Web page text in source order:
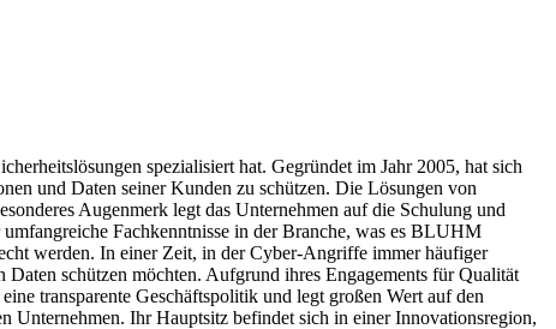
spezialisiert hat. Gegründet im Jahr 2005, hat sich
und Daten seiner Kunden zu schützen. Die Lösungen von
Augenmerk legt das Unternehmen auf die Schulung und
Fachkenntnisse in der Branche, was es BLUHM
werden. In einer Zeit, in der Cyber-Angriffe immer häufiger
schützen möchten. Aufgrund ihres Engagements für Qualität
transparente Geschäftspolitik und legt großen Wert auf den
Ihr Hauptsitz befindet sich in einer Innovationsregion,